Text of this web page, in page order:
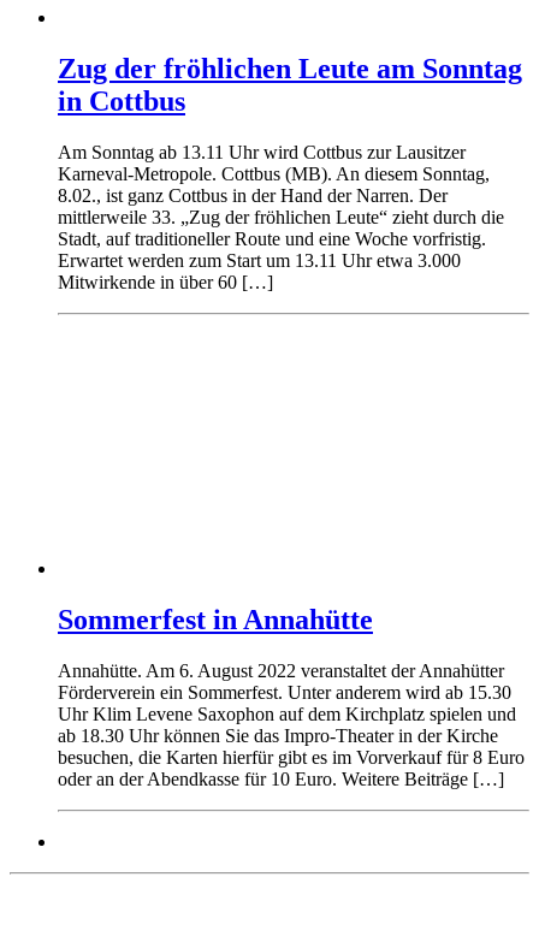
Zug der fröhlichen Leute am Sonntag
in Cottbus
Am Sonntag ab 13.11 Uhr wird Cottbus zur Lausitzer
Karneval-Metropole. Cottbus (MB). An diesem Sonntag,
8.02., ist ganz Cottbus in der Hand der Narren. Der
mittlerweile 33. „Zug der fröhlichen Leute“ zieht durch die
Stadt, auf traditioneller Route und eine Woche vorfristig.
Erwartet werden zum Start um 13.11 Uhr etwa 3.000
Mitwirkende in über 60 […]
Sommerfest in Annahütte
Annahütte. Am 6. August 2022 veranstaltet der Annahütter
Förderverein ein Sommerfest. Unter anderem wird ab 15.30
Uhr Klim Levene Saxophon auf dem Kirchplatz spielen und
ab 18.30 Uhr können Sie das Impro-Theater in der Kirche
besuchen, die Karten hierfür gibt es im Vorverkauf für 8 Euro
oder an der Abendkasse für 10 Euro. Weitere Beiträge […]